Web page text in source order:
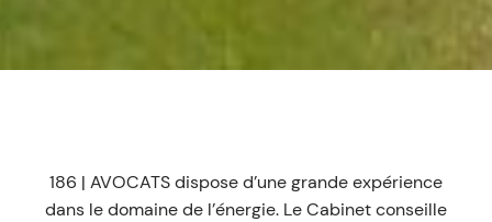
186 | AVOCATS dispose d’une grande expérience
dans le domaine de l’énergie. Le Cabinet conseille